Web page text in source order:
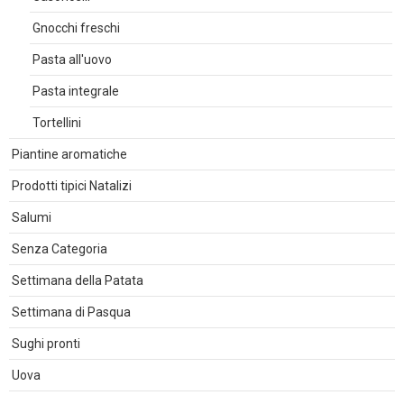
Gnocchi freschi
Pasta all'uovo
Pasta integrale
Tortellini
Piantine aromatiche
Prodotti tipici Natalizi
Salumi
Senza Categoria
Settimana della Patata
Settimana di Pasqua
Sughi pronti
Uova